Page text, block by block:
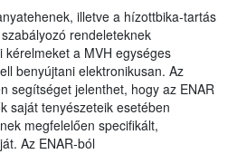
illetve a hízottbika-tartás
rendeleteknek
a MVH egységes
benyújtani elektronikusan. Az
segítséget jelenthet, hogy az ENAR
saját tenyészeteik esetében
megfelelően specifikált,
Az ENAR-ból